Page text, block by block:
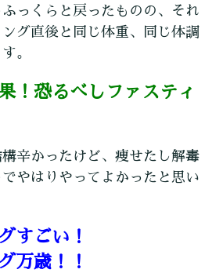
っくらと戻ったものの、それ
グ直後と同じ体重、同じ体調
。
！恐るべしファスティ
辛かったけど、痩せたし解毒
やはりやってよかったと思い
すごい！
万歳！！